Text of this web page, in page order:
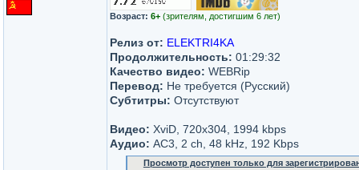
Возраст: 6+ (зрителям, достигшим 6 лет)
Релиз от: ELEKTRI4KA
Продолжительность: 01:29:32
Качество видео: WEBRip
Перевод: Не требуется (Русский)
Субтитры: Отсутствуют
Видео: XviD, 720x304, 1994 kbps
Аудио: AC3, 2 ch, 48 kHz, 192 Kbps
Просмотр доступен только для